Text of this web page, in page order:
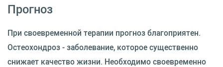
Прогноз
При своевременной терапии прогноз благоприятен.
Остеохондроз - заболевание, которое существенно
снижает качество жизни. Необходимо своевременно